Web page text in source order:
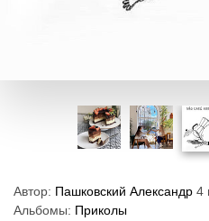
Автор: Пашковский Александр 4
Альбомы: Приколы